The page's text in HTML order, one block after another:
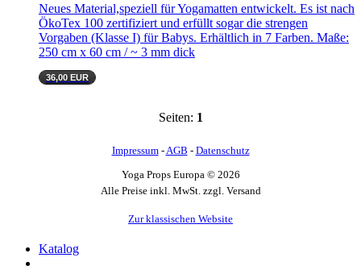
Neues Material,speziell für Yogamatten entwickelt. Es ist nach
ÖkoTex 100 zertifiziert und erfüllt sogar die strengen
Vorgaben (Klasse I) für Babys. Erhältlich in 7 Farben. Maße:
250 cm x 60 cm / ~ 3 mm dick
36,00 EUR
Seiten: 1
Impressum-AGB - Datenschutz
Yoga Props Europa © 2026
Alle Preise inkl. MwSt. zzgl. Versand
Zur klassischen Website
Katalog